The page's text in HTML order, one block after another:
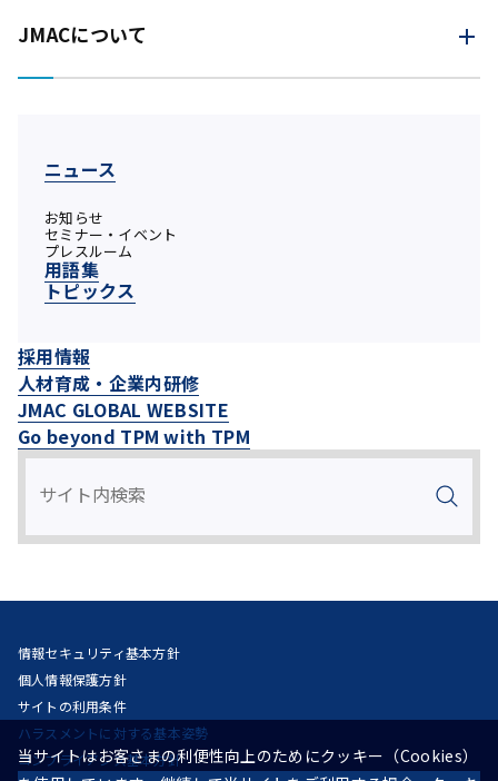
JMACについて
ニュース
お知らせ
セミナー・イベント
プレスルーム
用語集
トピックス
採用情報
人材育成・企業内研修
JMAC GLOBAL WEBSITE
Go beyond TPM with TPM
情報セキュリティ基本方針
個人情報保護方針
サイトの利用条件
ハラスメントに対する基本姿勢
コンプライアンス基本方針
当サイトはお客さまの利便性向上のためにクッキー（Cookies）